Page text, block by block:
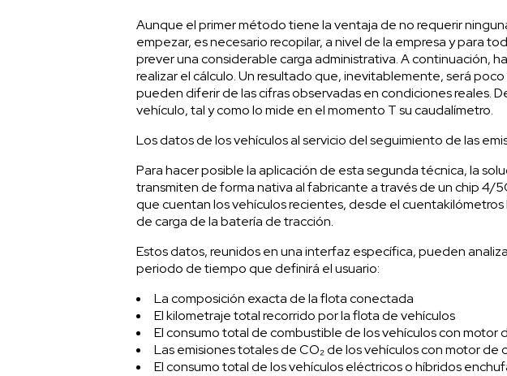
Aunque el primer método tiene la ventaja de no requerir
empezar, es necesario recopilar, a nivel de la empresa y para
prever una considerable carga administrativa. A continuación,
realizar el cálculo. Un resultado que, inevitablemente, será
pueden diferir de las cifras observadas en condiciones reales.
vehículo, tal y como lo mide en el momento T su caudalímetro.
Los datos de los vehículos al servicio del seguimiento de las
Para hacer posible la aplicación de esta segunda técnica, la
transmiten de forma nativa al fabricante a través de un chip 4/
que cuentan los vehículos recientes, desde el
de carga de la batería de tracción.
Estos datos, reunidos en una interfaz específica, pueden
periodo de tiempo que definirá el usuario:
La composición exacta de la flota conectada
El kilometraje total recorrido por la flota de vehículos
El consumo total de combustible de los vehículos con motor
Las emisiones totales de CO₂ de los vehículos con motor de
El consumo total de los vehículos eléctricos o híbridos